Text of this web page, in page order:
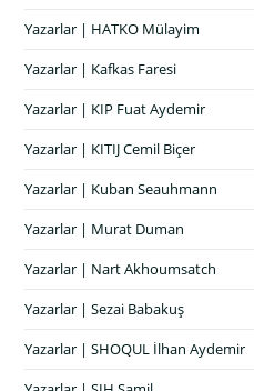
Yazarlar | HATKO Mülayim
Yazarlar | Kafkas Faresi
Yazarlar | KIP Fuat Aydemir
Yazarlar | KITIJ Cemil Biçer
Yazarlar | Kuban Seauhmann
Yazarlar | Murat Duman
Yazarlar | Nart Akhoumsatch
Yazarlar | Sezai Babakuş
Yazarlar | SHOQUL İlhan Aydemir